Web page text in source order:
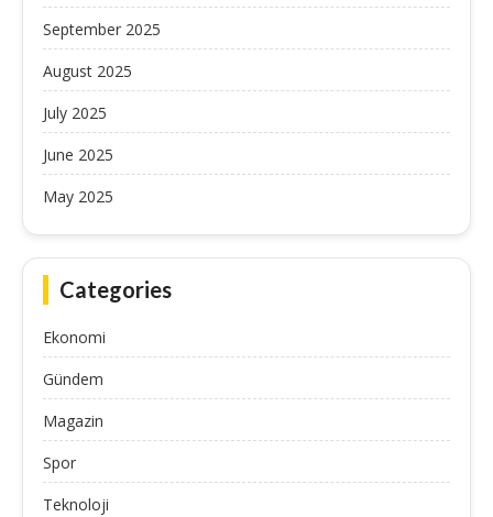
September 2025
August 2025
July 2025
June 2025
May 2025
Categories
Ekonomi
Gündem
Magazin
Spor
Teknoloji